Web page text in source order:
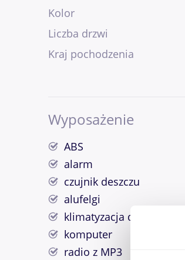
Kolor
Liczba drzwi
Kraj pochodzenia
Wyposażenie
ABS
alarm
czujnik deszczu
alufelgi
klimatyzacja dwustrefowa
komputer
radio z MP3